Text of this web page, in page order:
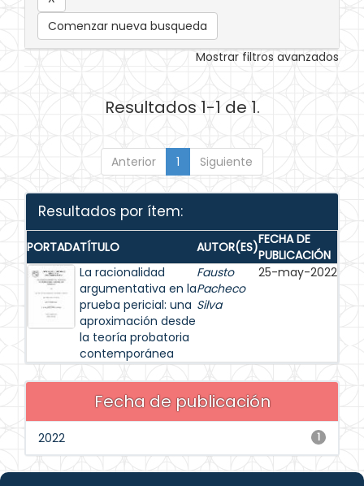
Comenzar nueva busqueda
Mostrar filtros avanzados
Resultados 1-1 de 1.
Anterior 1 Siguiente
Resultados por ítem:
PORTADATÍTULO AUTOR(ES)FECHA DE
PUBLICACIÓN
La racionalidad
argumentativa en la
prueba pericial: una
aproximación desde
la teoría probatoria
contemporánea
Fausto
Pacheco
Silva
25-may-2022
Fecha de publicación
1
2022